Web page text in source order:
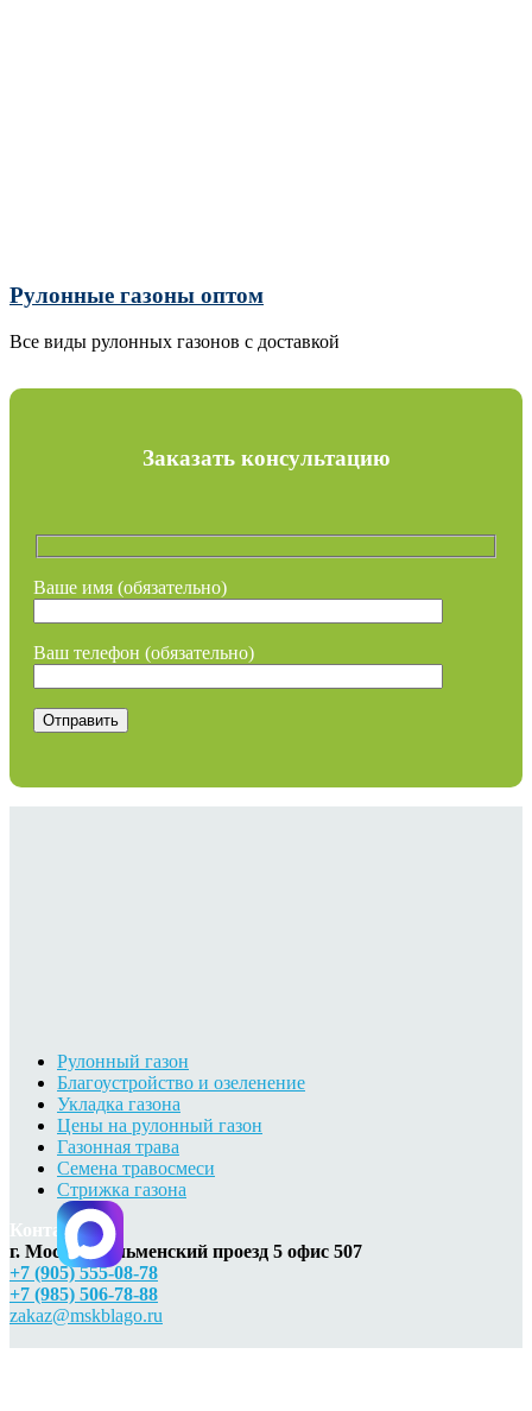
Рулонные газоны оптом
Все виды рулонных газонов с доставкой
Заказать консультацию
Ваше имя (обязательно)
Ваш телефон (обязательно)
Рулонный газон
Благоустройство и озеленение
Укладка газона
Цены на рулонный газон
Газонная трава
Семена травосмеси
Стрижка газона
Контакты
г. Москва, Ильменский проезд 5 офис 507
+7 (905) 555-08-78
+7 (985) 506-78-88
zakaz@mskblago.ru